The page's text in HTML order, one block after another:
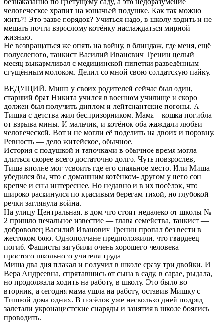
человеческое храпит на кошачьей подушке. Как так можно
жить?! Это разве порядок? Учиться надо, в школу ходить и не
мешать почти взрослому котёнку наслаждаться мирной
жизнью.
Не возвращаться же опять на войну, в блиндаж, где меня, ещё
полуслепого, танкист Василий Иванович Тренин целый
месяц выкармливал с медицинской пипетки разведённым
сгущённым молоком. Делил со мной свою солдатскую пайку.
ВЕДУЩИЙ. Миша у своих родителей сейчас был один,
старший брат Никита учился в военном училище и скоро
должен был получить диплом и лейтенантские погоны. А
Тишка с детства жил беспризорником. Мама – кошка погибла
от взрыва мины. И мальчик, и котёнок оба жаждали любви
человеческой. Вот и не могли её поделить на двоих и поровну.
Ревность — дело житейское, обычное.
История с подушкой и тапочками в обычное время могла
длиться скорее всего достаточно долго. Чуть повзрослев,
Тиша вполне мог усвоить где его спальное место. Или Миша
убедился бы, что с домашним котёнком- другом у него сон
крепче и сны интереснее. Но недавно и в их посёлок, что
широко раскинулся по красивым берегам тихой, но глубокой
речки заглянула война.
На улицу Центральная, в дом что стоит недалеко от школы №
2 пришло печальное известие — глава семейства, танкист —
доброволец Василий Иванович Тренин пропал без вести в
жестоком бою. Однополчане предположили, что гвардеец
погиб. Фашисты загубили очень хорошего человека –
простого школьного учителя труда.
Миша два дня плакал и получил в школе сразу три двойки. И
Вера Андреевна, спрятавшись от сына в саду, в сарае, рыдала,
но продолжала ходить на работу, в школу. Это было во
вторник, а сегодня мама ушла на работу, оставив Мишку с
Тишкой дома одних. В посёлок уже несколько дней подряд
залетали укронацистские снаряды и занятия в школе боялись
проводить.